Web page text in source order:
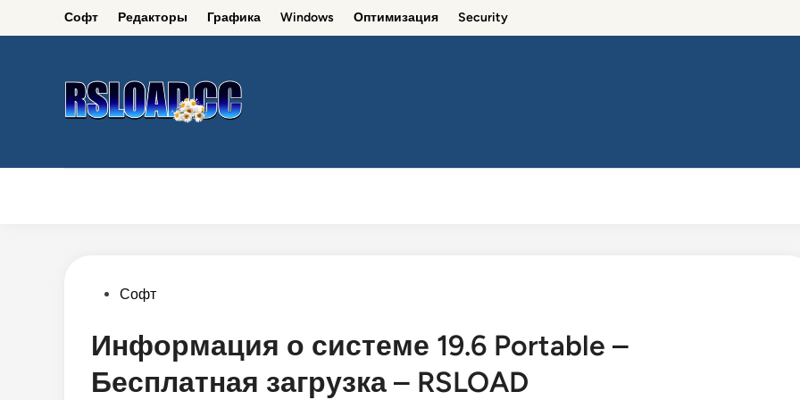
Софт Редакторы Графика Windows Оптимизация Security
PostedСофт
Информация о системе 19.6 Portable –
Бесплатная загрузка – RSLOAD